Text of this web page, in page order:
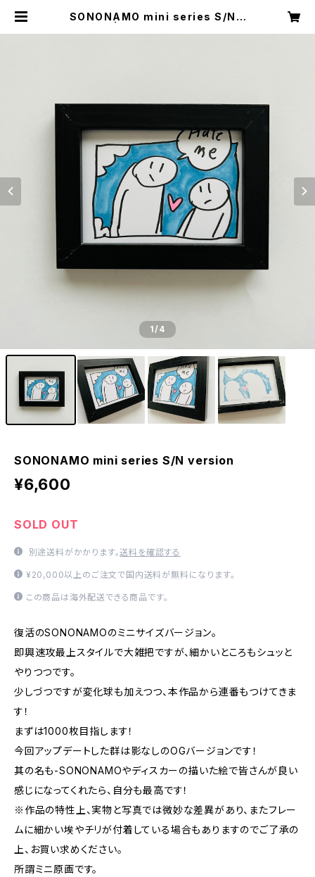
SONONAMO mini series S/N v
1/4
SONONAMO mini series S/N version
¥6,600
SOLD OUT
別途送料がかかります。送料を確認する
¥20,000以上のご注文で国内送料が無料になります。
この商品は海外配送できる商品です。
復活のSONONAMOのミニサイズバージョン。
即興速攻最上スタイルで大雑把ですが、細かいところもシュッと
やりつつです。
少しづつですが変化球も加えつつ、本作品から連番もつけてきま
す！
まずは1000枚目指します！
今回アップデートした群は影なしのOGバージョンです！
其の名も-SONONAMOやディスカーの描いた絵で皆さんが良い
感じになってくれたら、自分も最高です！
※作品の特性上、実物と写真では微妙な差異があり、またフレー
ムに細かい埃やチリが付着している場合もありますのでご了承の
上、お買い求めください。
所謂ミニ原画です。